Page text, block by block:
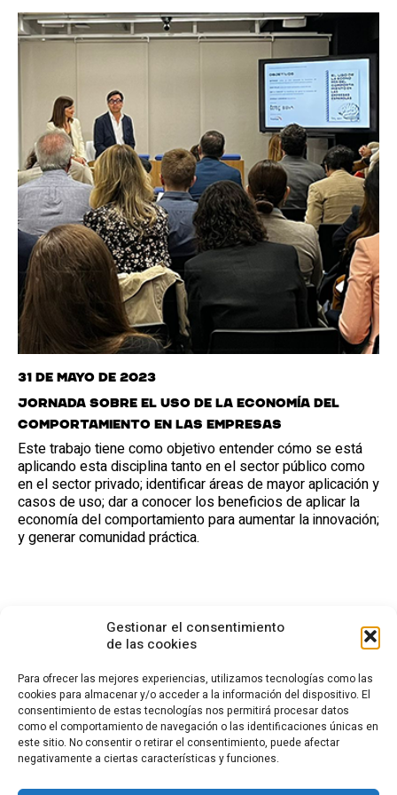
Gestionar el consentimiento
de las cookies
Para ofrecer las mejores experiencias, utilizamos tecnologías como las
cookies para almacenar y/o acceder a la información del dispositivo. El
consentimiento de estas tecnologías nos permitirá procesar datos
como el comportamiento de navegación o las identificaciones únicas en
este sitio. No consentir o retirar el consentimiento, puede afectar
negativamente a ciertas características y funciones.
31 de mayo de 2023
Jornada sobre el uso de la economía del
comportamiento en las empresas
Este trabajo tiene como objetivo entender cómo se está
aplicando esta disciplina tanto en el sector público como
en el sector privado; identificar áreas de mayor aplicación y
casos de uso; dar a conocer los beneficios de aplicar la
economía del comportamiento para aumentar la innovación;
y generar comunidad práctica.
CONTACTO
Calle Cea Bermúdez, 3
28003 - Madrid. España